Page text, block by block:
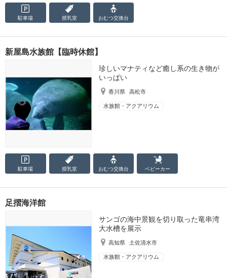
駐車場 授乳室 おむつ交換台
新屋島水族館【臨時休館】
珍しいマナティなど癒し系の生き物が
いっぱい
香川県 高松市
水族館・アクアリウム
駐車場 授乳室 おむつ交換台 ベビーカー
足摺海洋館
サンゴの海中景観を切り取った竜串湾
大水槽を展示
高知県 土佐清水市
水族館・アクアリウム